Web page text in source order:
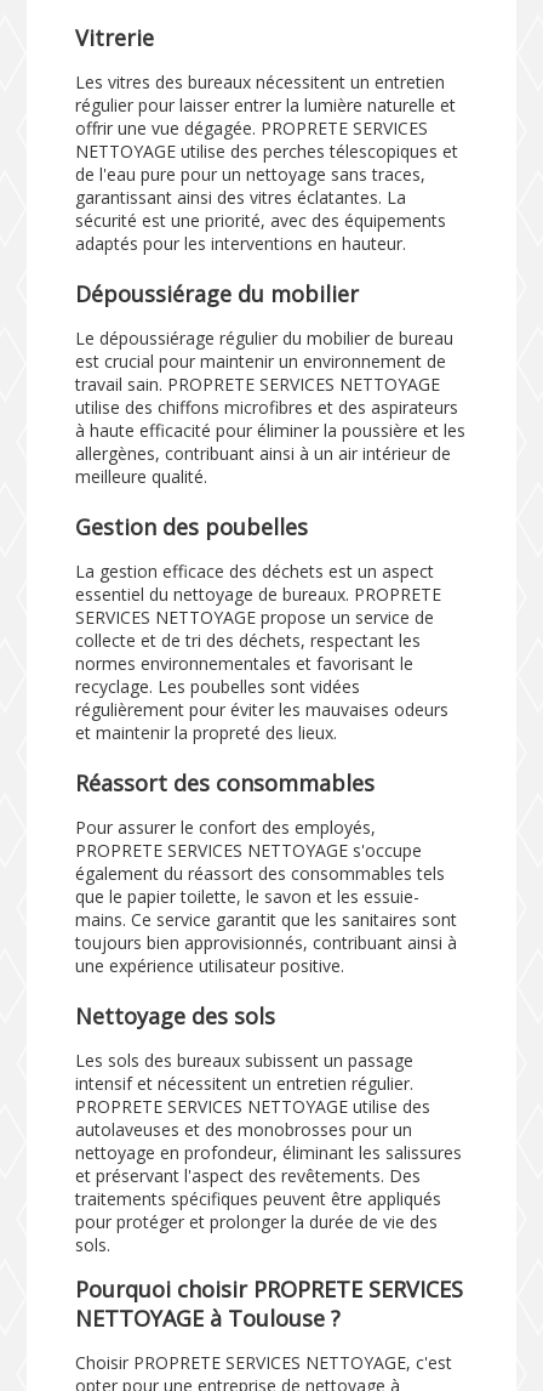
Vitrerie
Les vitres des bureaux nécessitent un entretien
régulier pour laisser entrer la lumière naturelle et
offrir une vue dégagée. PROPRETE SERVICES
NETTOYAGE utilise des perches télescopiques et
de l'eau pure pour un nettoyage sans traces,
garantissant ainsi des vitres éclatantes. La
sécurité est une priorité, avec des équipements
adaptés pour les interventions en hauteur.
Dépoussiérage du mobilier
Le dépoussiérage régulier du mobilier de bureau
est crucial pour maintenir un environnement de
travail sain. PROPRETE SERVICES NETTOYAGE
utilise des chiffons microfibres et des aspirateurs
à haute efficacité pour éliminer la poussière et les
allergènes, contribuant ainsi à un air intérieur de
meilleure qualité.
Gestion des poubelles
La gestion efficace des déchets est un aspect
essentiel du nettoyage de bureaux. PROPRETE
SERVICES NETTOYAGE propose un service de
collecte et de tri des déchets, respectant les
normes environnementales et favorisant le
recyclage. Les poubelles sont vidées
régulièrement pour éviter les mauvaises odeurs
et maintenir la propreté des lieux.
Réassort des consommables
Pour assurer le confort des employés,
PROPRETE SERVICES NETTOYAGE s'occupe
également du réassort des consommables tels
que le papier toilette, le savon et les essuie-
mains. Ce service garantit que les sanitaires sont
toujours bien approvisionnés, contribuant ainsi à
une expérience utilisateur positive.
Nettoyage des sols
Les sols des bureaux subissent un passage
intensif et nécessitent un entretien régulier.
PROPRETE SERVICES NETTOYAGE utilise des
autolaveuses et des monobrosses pour un
nettoyage en profondeur, éliminant les salissures
et préservant l'aspect des revêtements. Des
traitements spécifiques peuvent être appliqués
pour protéger et prolonger la durée de vie des
sols.
Pourquoi choisir PROPRETE SERVICES
NETTOYAGE à Toulouse ?
Choisir PROPRETE SERVICES NETTOYAGE, c'est
opter pour une entreprise de nettoyage à